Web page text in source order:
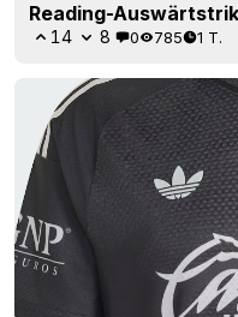
Reading-
14 8 0 785 1 T.